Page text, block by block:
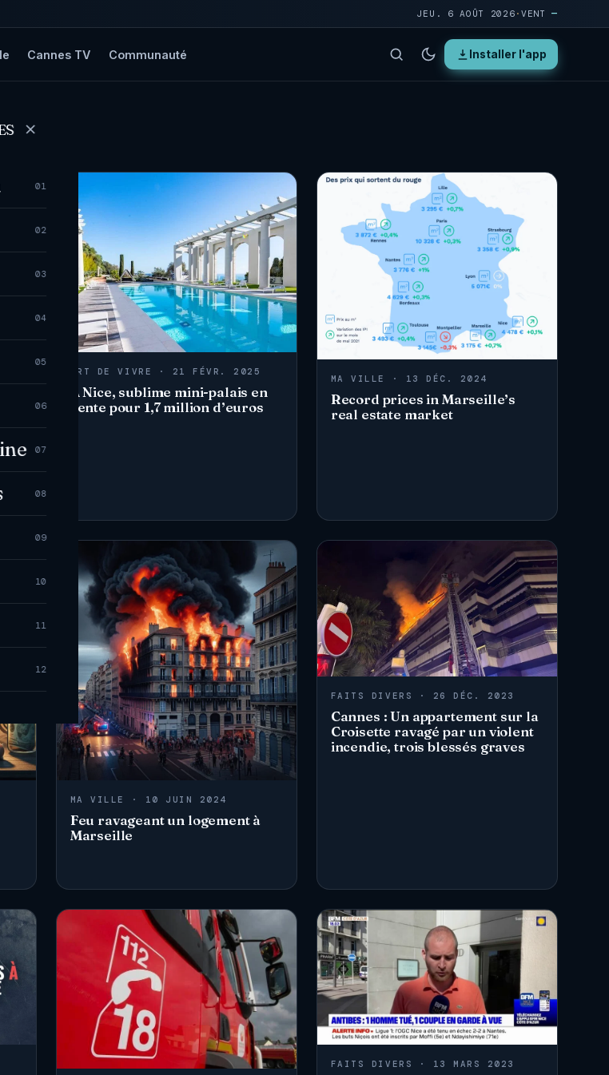
JEU. 6 AOÛT 2026 · VENT—
Cannes TV Communauté Installer l'app
01
02
03
04
05
06
07
08
09
10
11
12
ART DE VIVRE · 21 FÉVR. 2025
À Nice, sublime mini-palais en
vente pour 1,7 million d’euros
MA VILLE · 13 DÉC. 2024
Record prices in Marseille’s
real estate market
MA VILLE · 10 JUIN 2024
Feu ravageant un logement à
Marseille
FAITS DIVERS · 26 DÉC. 2023
Cannes : Un appartement sur la
Croisette ravagé par un violent
incendie, trois blessés graves
FAITS DIVERS · 13 MARS 2023